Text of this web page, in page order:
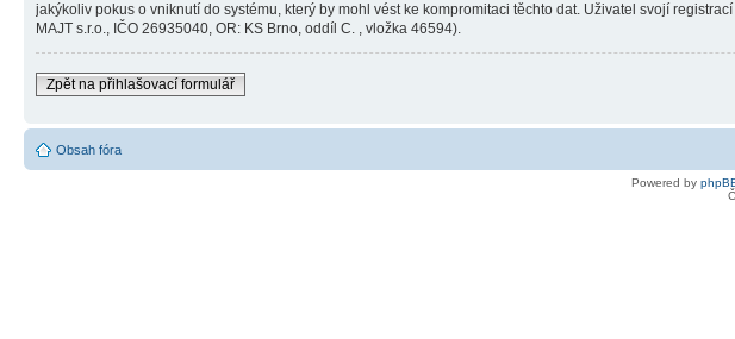
jakýkoliv pokus o vniknutí do systému, který by mohl vést ke kompromitaci těchto dat. Uživatel svojí
MAJT s.r.o., IČO 26935040, OR: KS Brno, oddíl C. , vložka 46594).
Zpět na přihlašovací formulář
Obsah fóra
Powered by